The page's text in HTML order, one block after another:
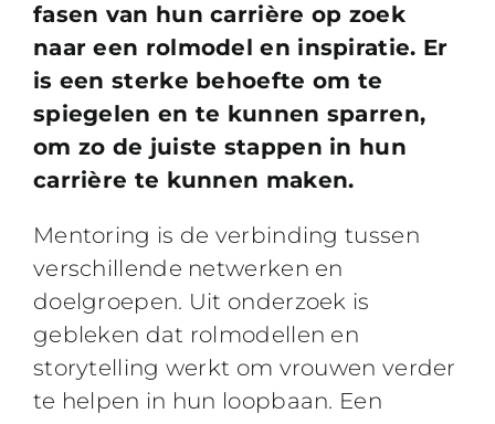
fasen van hun carrière op zoek
naar een rolmodel en inspiratie. Er
is een sterke behoefte om te
spiegelen en te kunnen sparren,
om zo de juiste stappen in hun
carrière te kunnen maken.
Mentoring is de verbinding tussen
verschillende netwerken en
doelgroepen. Uit onderzoek is
gebleken dat rolmodellen en
storytelling werkt om vrouwen verder
te helpen in hun loopbaan. Een